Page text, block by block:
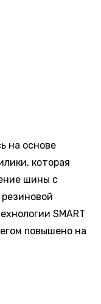
на основе
которая
шины с
SMART
повышено на